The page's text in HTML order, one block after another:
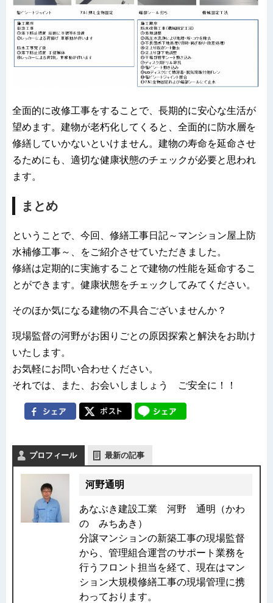
全面的に改修工事をすることで、長期的に安心な生活が
望めます。建物が老朽化してくると、全面的に防水層を
修繕していかないといけません。建物の寿命を延命させ
るためにも、適切な健康状態のチェックが必要と思われ
ます。
まとめ
ということで、今回、修繕工事日記～マンション屋上防
水補修工事～、をご紹介させていただきました。
修繕は定期的に実施することで建物の性能を延命するこ
とができます。健康状態をチェックしてみてください。
そのほか気になる建物の不具合ございませんか？
現場監督の河野がお困りごとの原因探索と解決をお助け
いたします。
お気軽にお問い合わせください。
それでは、また、お会いしましょう ご安全に！！
プロフィール 最新の記事
河野通明
あなぶき建設工業 河野 通明（かわ
の みちあき）
分譲マンションの新築工事の現場監督
から、管理組合運営のサポート業務を
行うフロント担当を経て、現在はマン
ション大規模修繕工事の現場管理に携
わっております。